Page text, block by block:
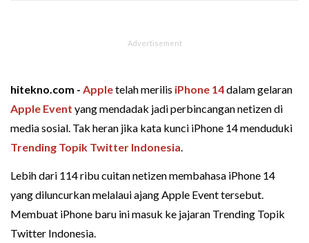
hitekno.com - Appletelah merilis iPhone 14dalam gelaran
Apple Event yang mendadak jadi perbincangan netizen di
media sosial. Tak heran jika kata kunci iPhone 14 menduduki
Trending Topik Twitter Indonesia.
Lebih dari 114 ribu cuitan netizen membahasa iPhone 14
yang diluncurkan melalaui ajang Apple Event tersebut.
Membuat iPhone baru ini masuk ke jajaran Trending Topik
Twitter Indonesia.